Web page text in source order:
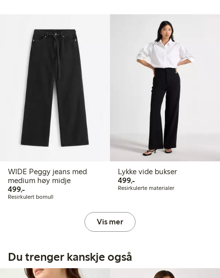
WIDE Peggy jeans med
medium høy midje
499,-499,00 kr
Resirkulert bomull
Lykke vide bukser
499,-499,00 kr
Resirkulerte materialer
Vis mer
Du trenger kanskje også